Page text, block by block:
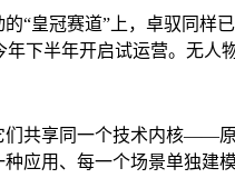
“皇冠赛道”上，卓驭同
下半年开启试运营。无
们共享同一个技术内核——
应用、每一个场景单独